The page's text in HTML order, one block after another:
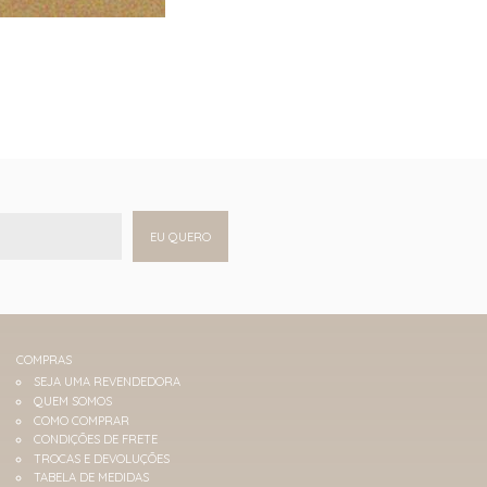
EU QUERO
COMPRAS
SEJA UMA REVENDEDORA
QUEM SOMOS
COMO COMPRAR
CONDIÇÕES DE FRETE
TROCAS E DEVOLUÇÕES
TABELA DE MEDIDAS